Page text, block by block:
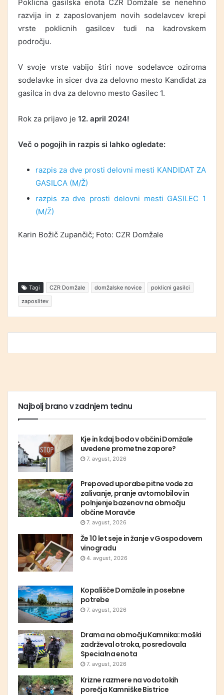
Poklicna gasilska enota CZR Domžale se nenehno
razvija in z zaposlovanjem novih sodelavcev krepi
vrste poklicnih gasilcev tudi na kadrovskem
področju.
V svoje vrste vabijo štiri nove sodelavce oziroma
sodelavke in sicer dva za delovno mesto Kandidat za
gasilca in dva za delovno mesto Gasilec 1.
Rok za prijavo je 12. april 2024!
Več o pogojih in razpis si lahko ogledate:
razpis za dve prosti delovni mesti KANDIDAT ZA
GASILCA (M/Ž)
razpis za dve prosti delovni mesti GASILEC 1
(M/Ž)
Karin Božič Zupančič; Foto: CZR Domžale
Tagi CZR Domžale domžalske novice
poklicni gasilci
zaposlitev
Najbolj brano v zadnjem tednu
Kje in kdaj bodo v občini Domžale
uvedene prometne zapore?
7. avgust, 2026
Prepoved uporabe pitne vode za
zalivanje, pranje avtomobilov in
polnjenje bazenov na območju
občine Moravče
7. avgust, 2026
Že 10 let seje in žanje v Gospodovem
vinogradu
4. avgust, 2026
Kopališče Domžale in posebne
potrebe
7. avgust, 2026
Drama na območju Kamnika: moški
zadrževal otroka, posredovala
Specialna enota
7. avgust, 2026
Krizne razmere na vodotokih
porečja Kamniške Bistrice